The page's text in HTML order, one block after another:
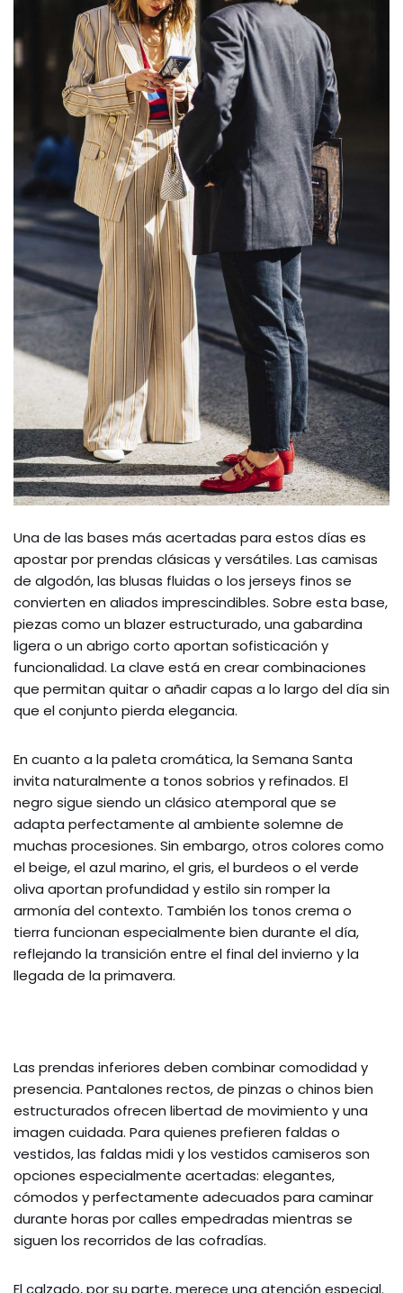
Una de las bases más acertadas para estos días es
apostar por prendas clásicas y versátiles. Las camisas
de algodón, las blusas fluidas o los jerseys finos se
convierten en aliados imprescindibles. Sobre esta base,
piezas como un blazer estructurado, una gabardina
ligera o un abrigo corto aportan sofisticación y
funcionalidad. La clave está en crear combinaciones
que permitan quitar o añadir capas a lo largo del día sin
que el conjunto pierda elegancia.
En cuanto a la paleta cromática, la Semana Santa
invita naturalmente a tonos sobrios y refinados. El
negro sigue siendo un clásico atemporal que se
adapta perfectamente al ambiente solemne de
muchas procesiones. Sin embargo, otros colores como
el beige, el azul marino, el gris, el burdeos o el verde
oliva aportan profundidad y estilo sin romper la
armonía del contexto. También los tonos crema o
tierra funcionan especialmente bien durante el día,
reflejando la transición entre el final del invierno y la
llegada de la primavera.
Las prendas inferiores deben combinar comodidad y
presencia. Pantalones rectos, de pinzas o chinos bien
estructurados ofrecen libertad de movimiento y una
imagen cuidada. Para quienes prefieren faldas o
vestidos, las faldas midi y los vestidos camiseros son
opciones especialmente acertadas: elegantes,
cómodos y perfectamente adecuados para caminar
durante horas por calles empedradas mientras se
siguen los recorridos de las cofradías.
El calzado, por su parte, merece una atención especial.